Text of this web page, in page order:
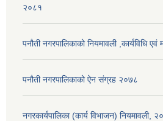
२०८१
पनौती नगरपालिकाको नियमावली ,कार्यविधि
पनौती नगरपालिकाको ऐन संग्रह २०७८
नगरकार्यपालिका (कार्य विभाजन) नियमावली,